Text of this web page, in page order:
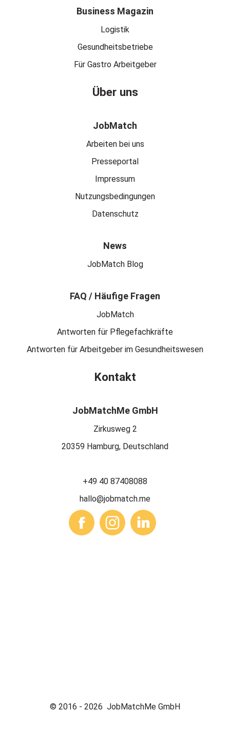
Business Magazin
Logistik
Gesundheitsbetriebe
Für Gastro Arbeitgeber
Über uns
JobMatch
Arbeiten bei uns
Presseportal
Impressum
Nutzungsbedingungen
Datenschutz
News
JobMatch Blog
FAQ / Häufige Fragen
JobMatch
Antworten für Pflegefachkräfte
Antworten für Arbeitgeber im Gesundheitswesen
Kontakt
JobMatchMe GmbH
Zirkusweg 2
20359 Hamburg, Deutschland
+49 40 87408088
hallo@jobmatch.me
© 2016 - 2026 JobMatchMe GmbH